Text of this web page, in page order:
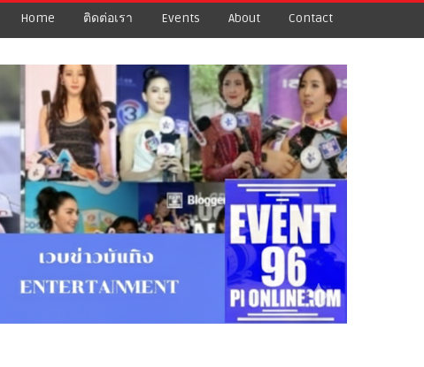
Home ติดต่อเรา Events About Contact